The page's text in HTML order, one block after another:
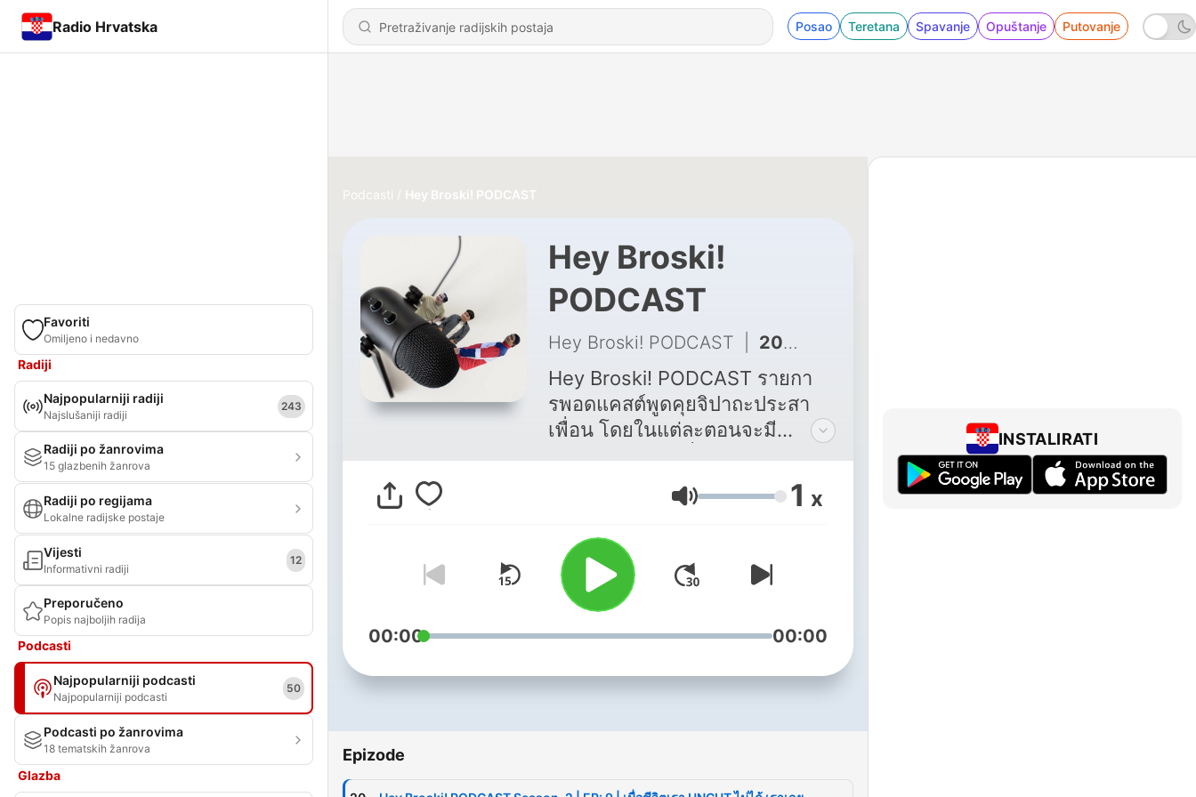
Radio Hrvatska Posao Teretana Spavanje Opuštanje Putovanje
Favoriti
Omiljeno i nedavno
Radiji
Najpopularniji radiji
Najslušaniji radiji
243
Radiji po žanrovima
15 glazbenih žanrova
Radiji po regijama
Lokalne radijske postaje
Vijesti
Informativni radiji
12
Preporučeno
Popis najboljih radija
Podcasti
Najpopularniji podcasti
Najpopularniji podcasti
50
Podcasti po žanrovima
18 tematskih žanrova
Glazba
Podcasti Hey Broski! PODCAST
Hey Broski!
PODCAST
Hey Broski! PODCAST 20 - Hey Broski! PODCAST Season. 2 | EP: 9 | เมื่อชีวิตเรา UNCUT ไม่ได้ เราเลยทำตอนนี้แบบ UNCUT
Hey Broski! PODCAST รายกา
รพอดแคสต์พูดคุยจิปาถะประสา
เพื่อน โดยในแต่ละตอนจะมี
ประเด็นต่างๆมานั่งพูดคุย ถกเถียง
หรือแลกเปลี่ยนกันในรูปแบบของ
Glasnoća 1 x
00:00 00:00
Epizode
INSTALIRATI